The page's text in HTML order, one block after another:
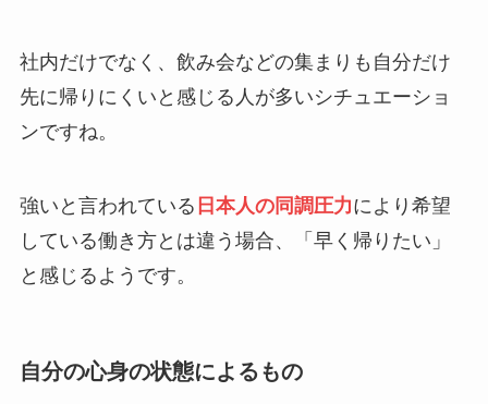
社内だけでなく、飲み会などの集まりも自分だけ
先に帰りにくいと感じる人が多いシチュエーショ
ンですね。
強いと言われている 日本人の同調圧力により希望
している働き方とは違う場合、「早く帰りたい」
と感じるようです。
自分の心身の状態によるもの